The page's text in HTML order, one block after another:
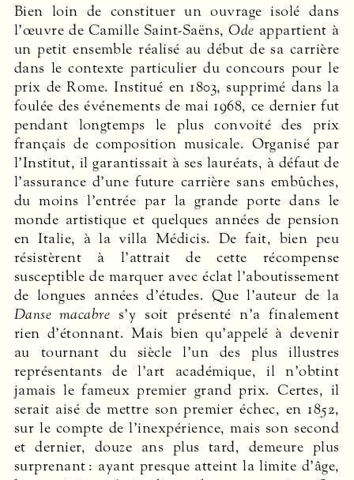
Bien loin de constituer un ouvrage isolé dans
l’œuvre de Camille Saint-Saëns,Ode appartient à
un petit ensemble réalisé au début de sa carrière
dans le contexte particulier du concours pour le
prix de Rome. Institué en 1803, supprimé dans la
foulée des événements de mai 1968, ce dernier fut
pendant longtemps le plus convoité des prix
français de composition musicale. Organisé par
l’Institut, il garantissait à ses lauréats, à défaut de
l’assurance d’une future carrière sans embûches,
du moins l’entrée par la grande porte dans le
monde artistique et quelques années de pension
en Italie, à la villa Médicis. De fait, bien peu
résistèrent à l’attrait de cette récompense
susceptible de marquer avec éclat l’aboutissement
de longues années d’études. Que l’auteur de la
Danse macabre s’y soit présenté n’a finalement
rien d’étonnant. Mais bien qu’appelé à devenir
au tournant du siècle l’un des plus illustres
représentants de l’art académique, il n’obtint
jamais le fameux premier grand prix. Certes, il
serait aisé de mettre son premier échec, en 1852,
sur le compte de l’inexpérience, mais son second
et dernier, douze ans plus tard, demeure plus
surprenant : ayant presque atteint la limite d’âge,